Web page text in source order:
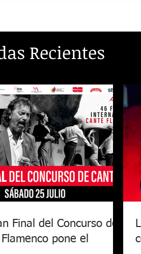
Recientes
Final del Concurso de
pone el